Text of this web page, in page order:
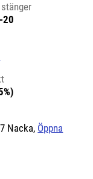
20
Nacka, Öppna